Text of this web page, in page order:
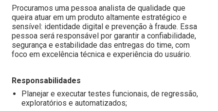
Procuramos uma pessoa analista de qualidade que
queira atuar em um produto altamente estratégico e
sensível: identidade digital e prevenção à fraude. Essa
pessoa será responsável por garantir a confiabilidade,
segurança e estabilidade das entregas do time, com
foco em excelência técnica e experiência do usuário.
Responsabilidades
Planejar e executar testes funcionais, de regressão,
exploratórios e automatizados;